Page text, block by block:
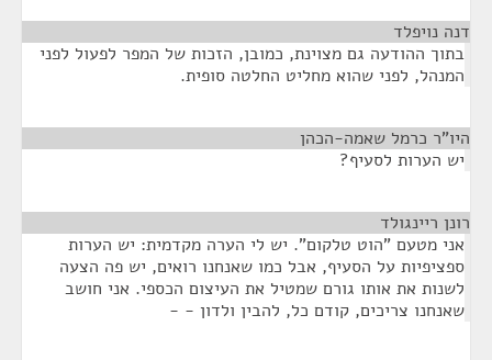
דנה נויפלד
בתוך ההודעה גם מצוינת, כמובן, הזכות של המפר לפעול לפני
המנהל, לפני שהוא מחליט החלטה סופית.
היו"ר כרמל שאמה-הכהן
יש הערות לסעיף?
רונן ריינגולד
אני מטעם "הוט טלקום". יש לי הערה מקדמית: יש הערות
ספציפיות על הסעיף, אבל כמו שאנחנו רואים, יש פה הצעה
לשנות את אותו גורם שמטיל את העיצום הכספי. אני חושב
שאנחנו צריכים, קודם כל, להבין ולדון - -